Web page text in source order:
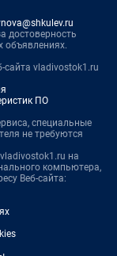
достоверность
объявлениях.
сайта vladivostok1.ru
ПО
специальные
не требуются
на
компьютера,
Веб-сайта: